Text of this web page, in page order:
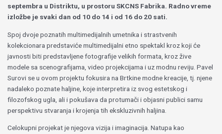
septembra u Distriktu, u prostoru SKCNS Fabrika. Radno vreme
izložbe je svaki dan od 10 do 14 i od 16 do 20 sati.
Spoj dvoje poznatih multimedijalnih umetnika i strastvenih
kolekcionara predstaviće multimedijalni etno spektakl kroz koji će
javnosti biti predstavljene fotografije velikih formata, kroz žive
modele sa scenografijama, video projekcijama i uz modnu reviju. Pavel
Surovi se u ovom projektu fokusira na Brtkine modne kreacije, tj. njene
nadaleko poznate haljine, koje interpretira iz svog estetskog i
filozofskog ugla, ali i pokušava da protumači i objasni publici samu
perspektivu stvaranja i krojenja tih ekskluzivnih haljina.
Celokupni projekat je njegova vizija i imaginacija. Natupa kao